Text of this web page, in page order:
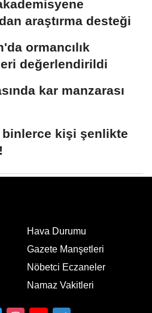
araştırma desteği
ormancılık
değerlendirildi
kar manzarası
binlerce kişi şenlikte
Hava Durumu
Gazete Manşetleri
Nöbetci Eczaneler
Namaz Vakitleri